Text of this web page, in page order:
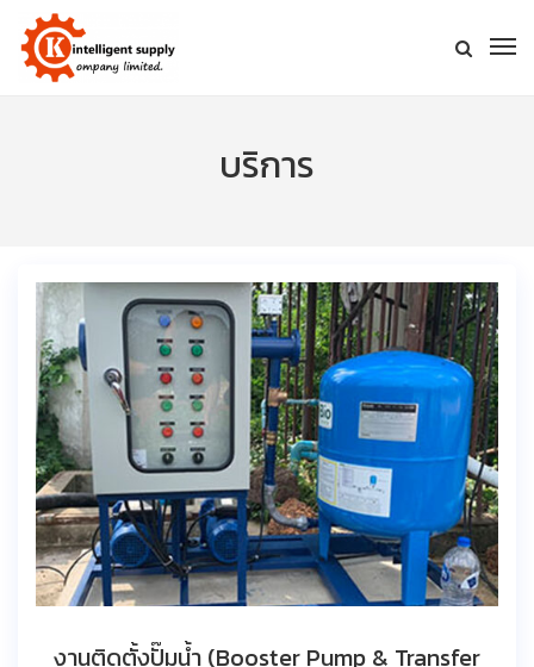
บริการ
งานติดตั้งปั๊มน้ำ (Booster Pump & Transfer